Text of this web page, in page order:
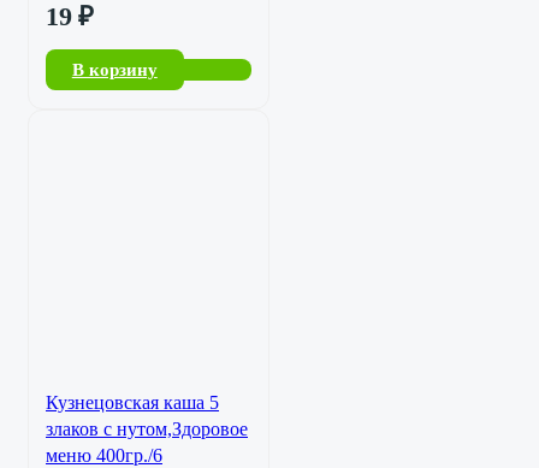
19 ₽
В корзину
Кузнецовская каша 5
злаков с нутом,Здоровое
меню 400гр./6